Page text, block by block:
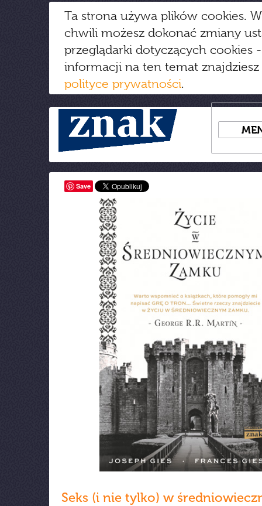
Ta strona używa plików cookies.
chwili możesz dokonać zmiany
przeglądarki dotyczących cookies
informacji na ten temat
polityce prywatności.
Save
Seks (i nie tylko) w